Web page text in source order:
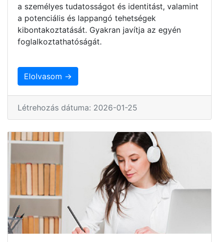
a személyes tudatosságot és identitást, valamint
a potenciális és lappangó tehetségek
kibontakoztatását. Gyakran javítja az egyén
foglalkoztathatóságát.
Elolvasom →
Létrehozás dátuma: 2026-01-25